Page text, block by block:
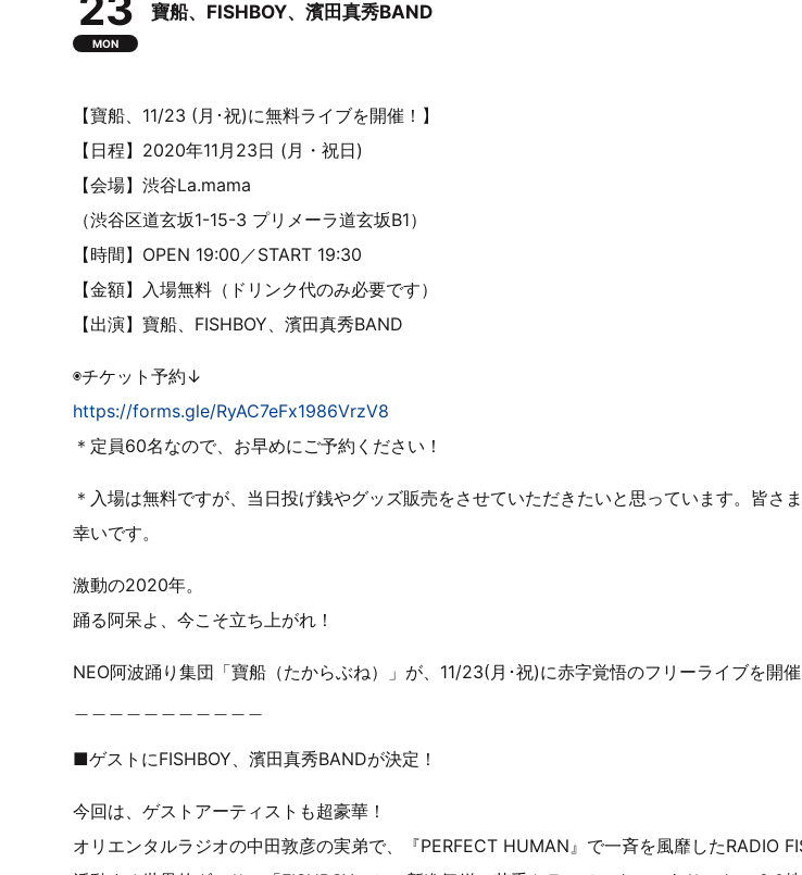
MON
寶船、FISHBOY、濱田真秀BAND
【寶船、11/23 (月･祝)に無料ライブを開催！】
【日程】2020年11月23日 (月・祝日)
【会場】渋谷La.mama
（渋谷区道玄坂1-15-3 プリメーラ道玄坂B1）
【時間】OPEN 19:00／START 19:30
【金額】入場無料（ドリンク代のみ必要です）
【出演】寶船、FISHBOY、濱田真秀BAND
◉チケット予約↓
https://forms.gle/RyAC7eFx1986VrzV8
＊定員60名なので、お早めにご予約ください！
＊入場は無料ですが、当日投げ銭やグッズ販売をさせていただきたいと思っています。皆さ
幸いです。
激動の2020年。
踊る阿呆よ、今こそ立ち上がれ！
NEO阿波踊り集団「寶船（たからぶね）」が、11/23(月･祝)に赤字覚悟のフリーライブを開催
■ゲストにFISHBOY、濱田真秀BANDが決定！
今回は、ゲストアーティストも超豪華！
オリエンタルラジオの中田敦彦の実弟で、『PERFECT HUMAN』で一斉を風靡したRADIO